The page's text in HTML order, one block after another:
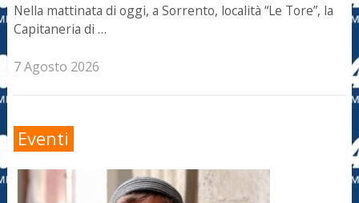
Nella mattinata di oggi, a Sorrento, località “Le Tore”, la
Capitaneria di …
7 Agosto 2026
Eventi